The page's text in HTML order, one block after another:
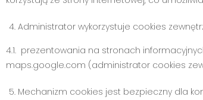
Administrator wykorzystuje cookies
4.1. prezentowania na stronach
maps.google.com (administrator cookies
Mechanizm cookies jest bezpieczny dla